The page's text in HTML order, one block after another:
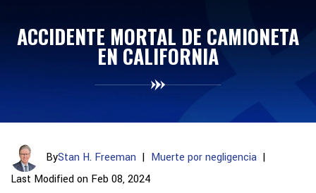
ACCIDENTE MORTAL DE CAMIONETA
EN CALIFORNIA
ByStan H. Freeman | Muerte por negligencia |
Last Modified on Feb 08, 2024